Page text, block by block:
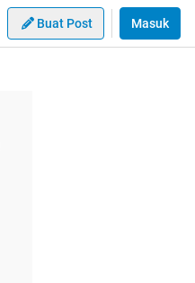
Buat Post Masuk